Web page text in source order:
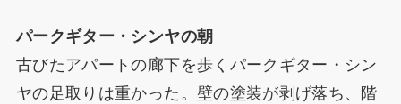
パークギター・シンヤの朝
古びたアパートの廊下を歩くパークギター・シン
ヤの足取りは重かった。壁の塗装が剥げ落ち、階